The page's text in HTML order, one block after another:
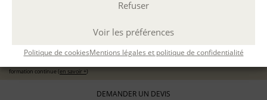
Refuser
Voir les préférences
Politique de cookiesMentions légales et politique de confidentialité
formation continue (en savoir +)
DEMANDER UN DEVIS